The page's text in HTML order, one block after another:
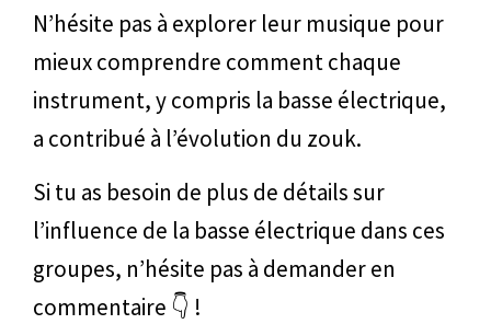
N’hésite pas à explorer leur musique pour
mieux comprendre comment chaque
instrument, y compris la basse électrique,
a contribué à l’évolution du zouk.
Si tu as besoin de plus de détails sur
l’influence de la basse électrique dans ces
groupes, n’hésite pas à demander en
commentaire 👇 !